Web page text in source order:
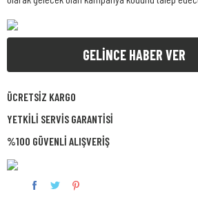
GELİNCE HABER VER
ÜCRETSİZ KARGO
YETKİLİ SERVİS GARANTİSİ
%100 GÜVENLİ ALIŞVERİŞ